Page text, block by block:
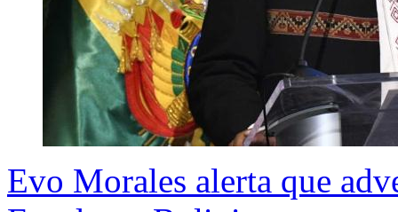
Evo Morales alerta que